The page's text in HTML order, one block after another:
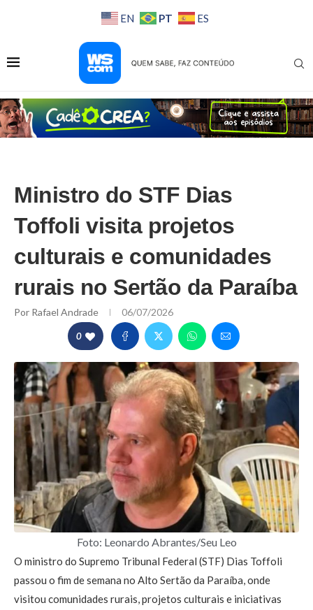
EN PT ES
Ministro do STF Dias
Toffoli visita projetos
culturais e comunidades
rurais no Sertão da Paraíba
Por Rafael Andrade 06/07/2026
0
Foto: Leonardo Abrantes/Seu Leo
O ministro do Supremo Tribunal Federal (STF) Dias Toffoli
passou o fim de semana no Alto Sertão da Paraíba, onde
visitou comunidades rurais, projetos culturais e iniciativas